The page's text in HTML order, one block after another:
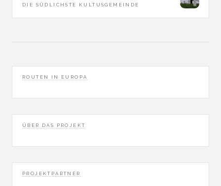
DIE SÜDLICHSTE KULTUSGEMEINDE
ROUTEN IN EUROPA
ÜBER DAS PROJEKT
PROJEKTPARTNER